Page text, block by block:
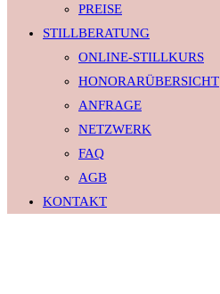
PREISE
STILLBERATUNG
ONLINE-STILLKURS
HONORARÜBERSICHT
ANFRAGE
NETZWERK
FAQ
AGB
KONTAKT